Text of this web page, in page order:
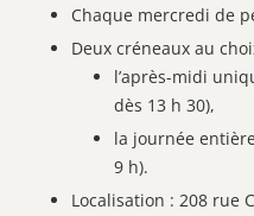
Chaque mercredi de
Deux créneaux au
l’après-midi
dès 13 h 30),
la journée
9 h).
Localisation : 208 rue